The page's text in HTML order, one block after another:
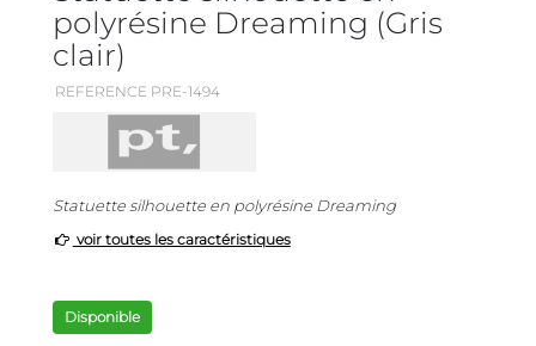
polyrésine Dreaming (Gris
clair)
REFERENCE PRE-1494
Statuette silhouette en polyrésine Dreaming
voir toutes les caractéristiques
Disponible